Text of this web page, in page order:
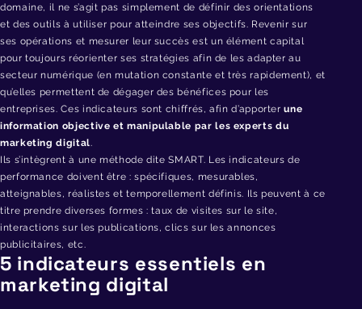
domaine, il ne s’agit pas simplement de définir des orientations
et des outils à utiliser pour atteindre ses objectifs. Revenir sur
ses opérations et mesurer leur succès est un élément capital
pour toujours réorienter ses stratégies afin de les adapter au
secteur numérique (en mutation constante et très rapidement), et
qu’elles permettent de dégager des bénéfices pour les
entreprises. Ces indicateurs sont chiffrés, afin d’apporterune
information objective et manipulable par les experts du
marketing digital
Ils s’intègrent à une méthode dite SMART. Les indicateurs de
performance doivent être : spécifiques, mesurables,
atteignables, réalistes et temporellement définis. Ils peuvent à ce
titre prendre diverses formes : taux de visites sur le site,
interactions sur les publications, clics sur les annonces
publicitaires, etc.
5 indicateurs essentiels en
marketing digital